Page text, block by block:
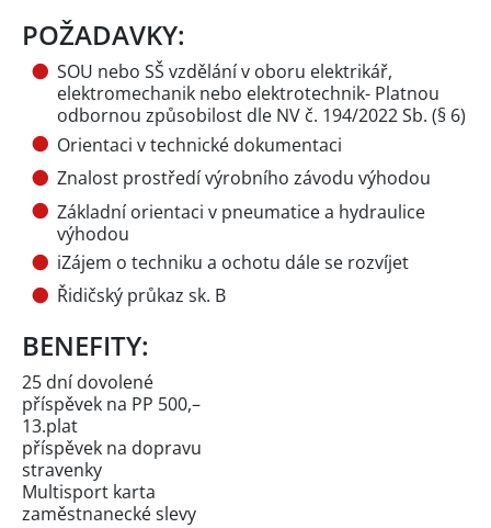
POŽADAVKY:
SOU nebo SŠ vzdělání v oboru elektrikář,
elektromechanik nebo elektrotechnik- Platnou
odbornou způsobilost dle NV č. 194/2022 Sb. (§ 6)
Orientaci v technické dokumentaci
Znalost prostředí výrobního závodu výhodou
Základní orientaci v pneumatice a hydraulice
výhodou
iZájem o techniku a ochotu dále se rozvíjet
Řidičský průkaz sk. B
BENEFITY:
25 dní dovolené
příspěvek na PP 500,–
13.plat
příspěvek na dopravu
stravenky
Multisport karta
zaměstnanecké slevy